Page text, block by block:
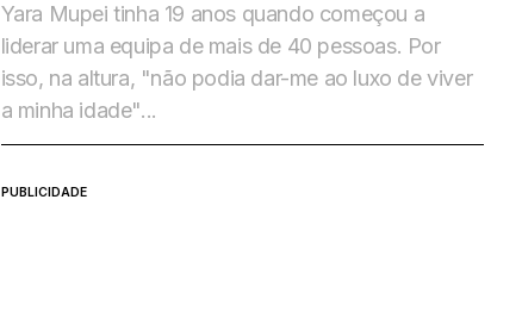
Yara Mupei tinha 19 anos quando começou a
liderar uma equipa de mais de 40 pessoas. Por
isso, na altura, "não podia dar-me ao luxo de viver
a minha idade"...
PUBLICIDADE